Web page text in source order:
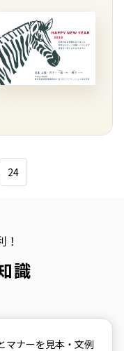
24
識
マナーを見本・文例